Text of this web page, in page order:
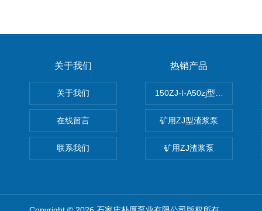
关于我们
关于我们
在线留言
联系我们
热销产品
150ZJ-I-A50zj型渣浆泵
矿用ZJ型渣浆泵
矿用ZJ渣浆泵